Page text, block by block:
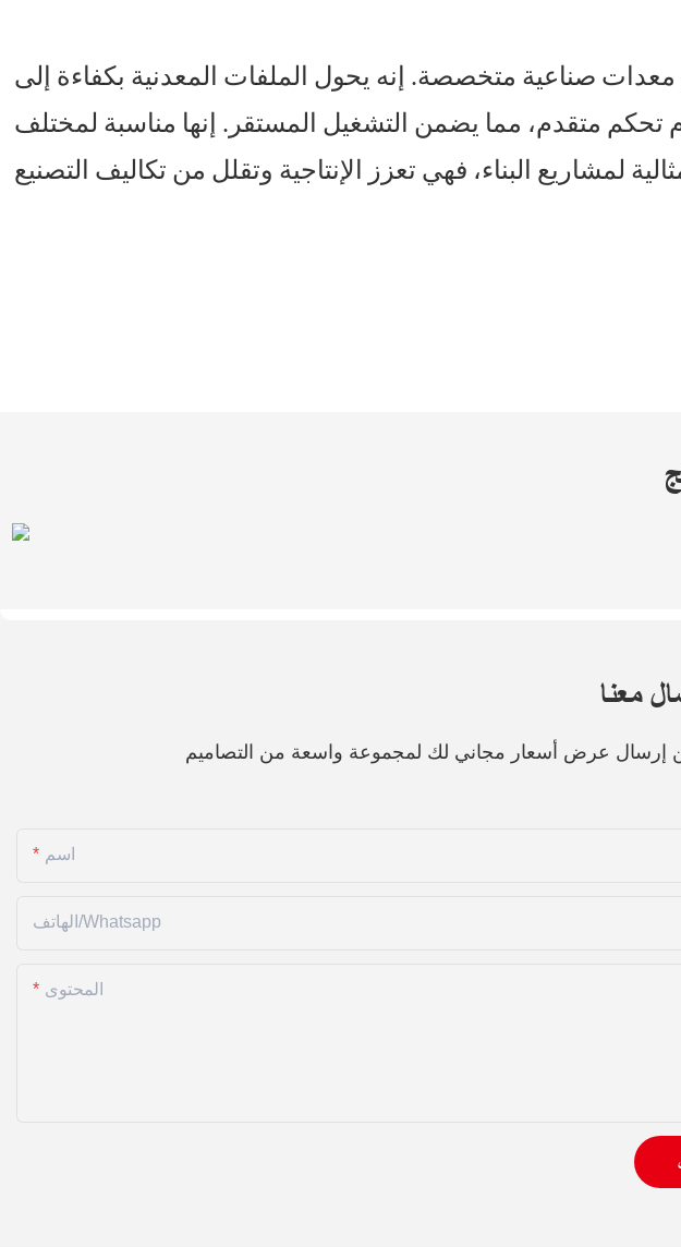
صناعية متخصصة. إنه يحول الملفات المعدنية بكفاءة إلى
متقدم، مما يضمن التشغيل المستقر. إنها مناسبة لمختلف
معنا
إرسال عرض أسعار مجاني لك لمجموعة واسعة من التصاميم
اسم
الهاتف/whatsapp
المحتوى